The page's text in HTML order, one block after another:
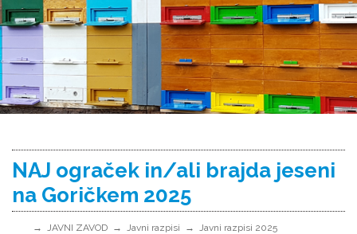
NAJ ograček in/ali brajda jeseni
na Goričkem 2025
JAVNI ZAVOD Javni razpisi Javni razpisi 2025